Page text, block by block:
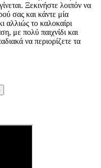
Ξεκινήστε λοιπόν να
σας και κάντε μία
αλλιώς το καλοκαίρι
με πολύ παιχνίδι και
να περιορίζετε τα